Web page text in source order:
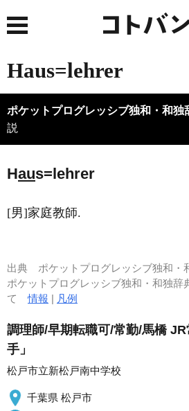
Haus=lehrer
ポケットプログレッシブ独和・和独
説
Haus=lehrer
[男]家庭教師.
出典 ポケットプログレッシブ独和・
ポケットプログレッシブ独和・和独辞
て情報 | 凡例
調理師/早期転職可/常勤/馬橋
手」
松戸市立新松戸南中学校
千葉県 松戸市